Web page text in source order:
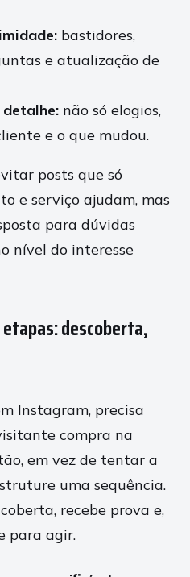
bastidores,
e atualização de
não só elogios,
e o que mudou.
posts que só
e serviço ajudam, mas
para dúvidas
nível do interesse
descoberta,
Instagram, precisa
compra na
em vez de tentar a
uma sequência.
recebe prova e,
para agir.